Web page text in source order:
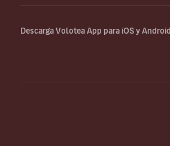
Descarga Volotea App para iOS y Android